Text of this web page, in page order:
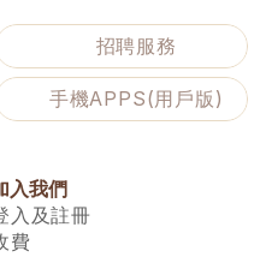
招聘服務
手機APPS(用戶版)
入我們
入及註冊
費